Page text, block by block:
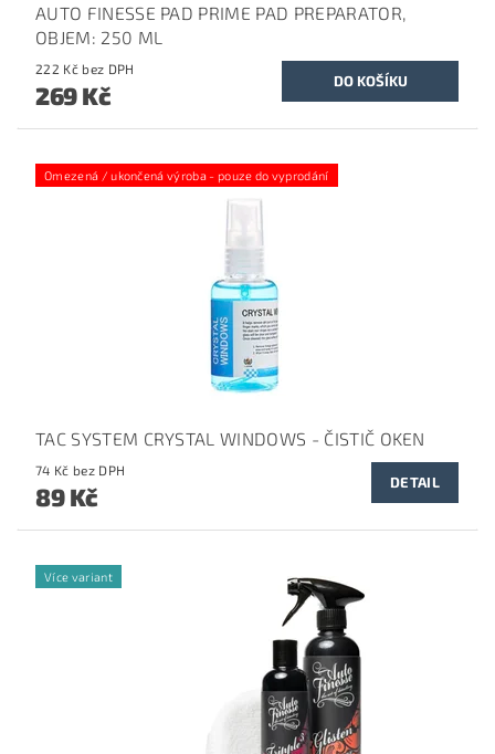
AUTO FINESSE PAD PRIME PAD PREPARATOR,
OBJEM: 250 ML
222 Kč bez DPH
269 Kč
Omezená / ukončená výroba - pouze do vyprodání
TAC SYSTEM CRYSTAL WINDOWS - ČISTIČ OKEN
74 Kč bez DPH
89 Kč DETAIL
Více variant